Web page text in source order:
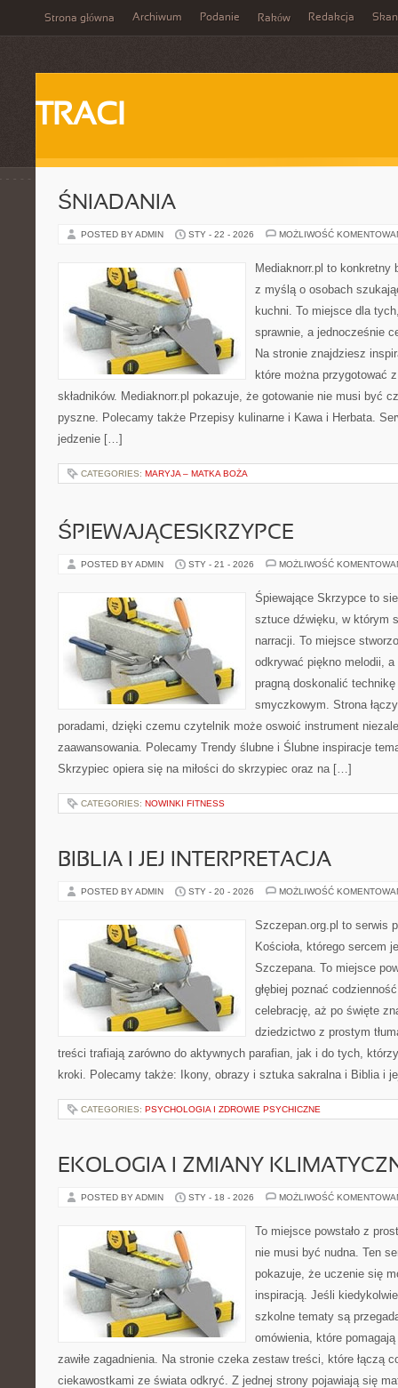
Strona główna Archiwum Podanie Raków Redakcja
TRACI
ŚNIADANIA
POSTED BY ADMIN STY - 22 - 2026 MOŻLIWOŚĆ
Mediaknorr.pl to konkretny
z myślą o osobach
kuchni. To miejsce dla
sprawnie, a jednocześnie
Na stronie znajdziesz
które można przygotować
składników. Mediaknorr.pl pokazuje, że gotowanie nie musi być
pyszne. Polecamy także Przepisy kulinarne i Kawa i Herbata.
jedzenie […]
CATEGORIES: MARYJA – MATKA BOŻA
ŚPIEWAJĄCESKRZYPCE
POSTED BY ADMIN STY - 21 - 2026 MOŻLIWOŚĆ
Śpiewające Skrzypce to
sztuce dźwięku, w którym
narracji. To miejsce
odkrywać piękno melodii,
pragną doskonalić
smyczkowym. Strona
poradami, dzięki czemu czytelnik może oswoić instrument
zaawansowania. Polecamy Trendy ślubne i Ślubne inspiracje
Skrzypiec opiera się na miłości do skrzypiec oraz na […]
CATEGORIES: NOWINKI FITNESS
BIBLIA I JEJ INTERPRETACJA
POSTED BY ADMIN STY - 20 - 2026 MOŻLIWOŚĆ
Szczepan.org.pl to serwis
Kościoła, którego sercem
Szczepana. To miejsce
głębiej poznać
celebrację, aż po święte
dziedzictwo z prostym
treści trafiają zarówno do aktywnych parafian, jak i do tych,
kroki. Polecamy także: Ikony, obrazy i sztuka sakralna i Biblia i
CATEGORIES: PSYCHOLOGIA I ZDROWIE PSYCHICZNE
EKOLOGIA I ZMIANY
POSTED BY ADMIN STY - 18 - 2026 MOŻLIWOŚĆ
To miejsce powstało z
nie musi być nudna. Ten
pokazuje, że uczenie się
inspiracją. Jeśli
szkolne tematy są
omówienia, które
zawiłe zagadnienia. Na stronie czeka zestaw treści, które łączą
ciekawostkami ze świata odkryć. Z jednej strony pojawiają się